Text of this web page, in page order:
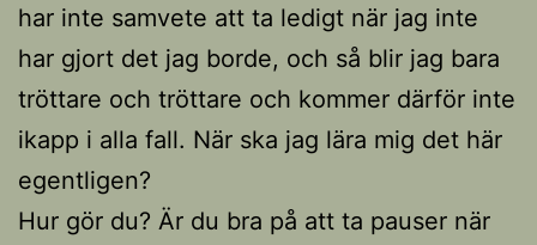
har inte samvete att ta ledigt när jag inte
har gjort det jag borde, och så blir jag bara
tröttare och tröttare och kommer därför inte
ikapp i alla fall. När ska jag lära mig det här
egentligen?
Hur gör du? Är du bra på att ta pauser när